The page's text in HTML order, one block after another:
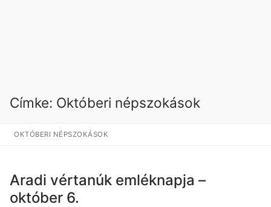
Címke: Októberi népszokások
OKTÓBERI NÉPSZOKÁSOK
Aradi vértanúk emléknapja –
október 6.